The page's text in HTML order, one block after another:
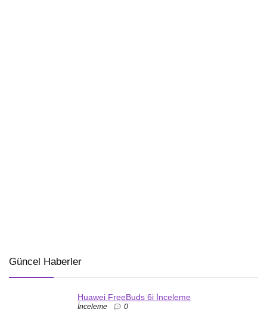
Güncel Haberler
Huawei FreeBuds 6i İnceleme
İnceleme 0